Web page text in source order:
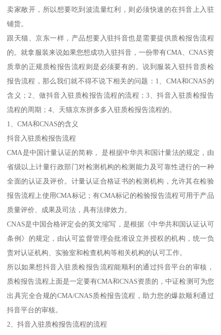
卖家敞开，所以想要吃到波流量红利，则必须快速的在抖音上入驻
铺货。
跟天猫、京东一样，产品想要入驻抖音也是需要提供质检报告流程
的。就拿服装来说如果您想成功入驻抖音，一份带有CMA、CNAS资
质章的正规质检报告流程则是必须要有的。说到服装入驻抖音质检
报告流程，那么我们就不得不说下相关的问题：1、CMA和CNAS的
含义；2、做抖音入驻质检报告流程的流程；3、抖音入驻质检报告
流程的周期；4、天猫京东拼多多入驻质检报告流程的。
1、CMA和CNAS的含义
抖音入驻质检报告流程
CMA是中国计量认证的简称， 是根据中华共和国计量法的规定，由
省级以上计量行政部门对检测机构的检测能力及可靠性进行的一种
全面的认证及评价。计量认证合格证书的检测机构，允许其在检验
报告流程上使用CMA标记；有CMA标记的检验报告流程可用于产品
质量评价、成果及司法，具有法律效力。
CNAS是中国合格评定会的英文缩写，是根据《中华共和国认证认可
条例》的规定，由认可监督管理会批准设立并授权的机构，统一负
责对认证机构、实验室和检查机构等相关机构的认可工作。
所以如果想抖音入驻质检报告流程能顺利的通过抖音平台的审核，
质检报告流程上面是一定要有CMA和CNAS资质的，中证检测可为您
出具完全合规的CMA/CNAS质检报告流程，助力您的爆款顺利通过
抖音平台的审核。
2、抖音入驻质检报告流程的流程